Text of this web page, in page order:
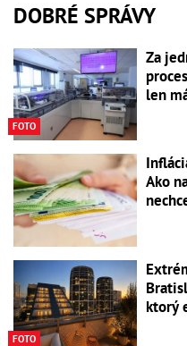
DOBRÉ SPRÁVY
FOTO
Za
len
Ako
FOTO
ktorý